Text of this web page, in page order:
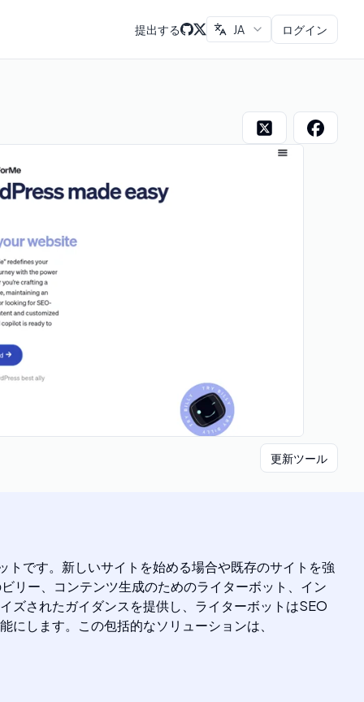
提出する JA ログイン
更新ツール
です。新しいサイトを始める場合や既存のサイトを強
リー、コンテンツ生成のためのライターボット、イン
ズされたガイダンスを提供し、ライターボットはSEO
します。この包括的なソリューションは、